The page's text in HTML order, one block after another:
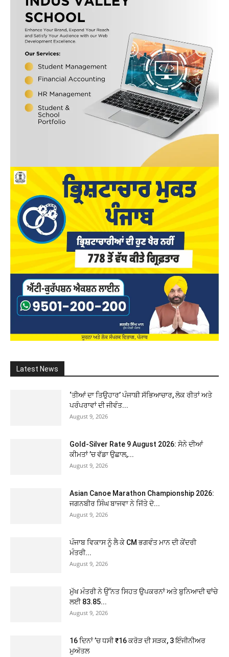
Latest News
‘ਤੀਆਂ ਦਾ ਤਿਉਹਾਰ’ ਪੰਜਾਬੀ ਸੱਭਿਆਚਾਰ, ਲੋਕ ਰੀਤਾਂ ਅਤੇ
ਪਰੰਪਰਾਵਾਂ ਦੀ ਜੀਵੰਤ...
August 9, 2026
Gold-Silver Rate 9 August 2026: ਸੋਨੇ ਦੀਆਂ
ਕੀਮਤਾਂ ’ਚ ਵੱਡਾ ਉਛਾਲ,...
August 9, 2026
Asian Canoe Marathon Championship 2026:
ਜਗਨਬੀਰ ਸਿੰਘ ਬਾਜਵਾ ਨੇ ਜਿੱਤੇ ਦੋ...
August 9, 2026
ਪੰਜਾਬ ਵਿਕਾਸ ਨੂੰ ਲੈ ਕੇ CM ਭਗਵੰਤ ਮਾਨ ਦੀ ਕੇਂਦਰੀ
ਮੰਤਰੀ...
August 9, 2026
ਮੁੱਖ ਮੰਤਰੀ ਨੇ ਉੱਨਤ ਸਿਹਤ ਉਪਕਰਨਾਂ ਅਤੇ ਬੁਨਿਆਦੀ ਢਾਂਚੇ
ਲਈ 83.85...
August 9, 2026
16 ਦਿਨਾਂ ’ਚ ਧਸੀ ₹16 ਕਰੋੜ ਦੀ ਸੜਕ, 3 ਇੰਜੀਨੀਅਰ
ਮੁਅੱਤਲ